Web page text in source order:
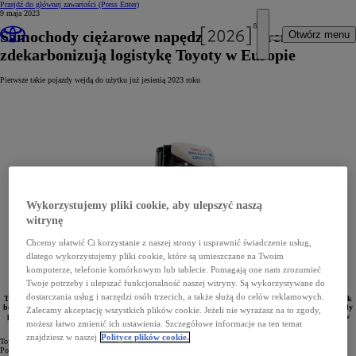
Przejdź do głównej zawartości (Press Enter)
Otwórz menu
9 maja 2023
Samochody ciężarowe napędzane wodorem
zdekarbonizują logistykę Toyoty w Europie
Pierwsze takie pojazdy wejdą do użytku już jesienią 2023 roku
Toyota Motor Europe (TME) i holenderska firma VDL Groep (VDL) wprowadzą na europejski rynek
bezemisyjne ciężarówki napędzane wodorowymi ogniwami paliwowymi Toyoty. Pierwsze takie pojazdy
pojawią się na drogach już jesienią 2023 roku. Będą wykorzystywane przez logistycznych partnerów
TME.
Toyota od lat dąży do dekarbonizacji transportu drogowego, a partnerstwo z VDL ma ten cel przybliżyć.
Pomogą w tym wodorowe ciężarówki, które będą miały do odegrania znaczącą rolę w redukcji emisji CO
Wykorzystujemy pliki cookie, aby ulepszyć naszą
witrynę
Chcemy ułatwić Ci korzystanie z naszej strony i usprawnić świadczenie usług,
dlatego wykorzystujemy pliki cookie, które są umieszczane na Twoim
komputerze, telefonie komórkowym lub tablecie. Pomagają one nam zrozumieć
Twoje potrzeby i ulepszać funkcjonalność naszej witryny. Są wykorzystywane do
dostarczania usług i narzędzi osób trzecich, a także służą do celów reklamowych.
Zalecamy akceptację wszystkich plików cookie. Jeżeli nie wyrażasz na to zgody,
możesz łatwo zmienić ich ustawienia. Szczegółowe informacje na ten temat
znajdziesz w naszej Polityce plików cookie.